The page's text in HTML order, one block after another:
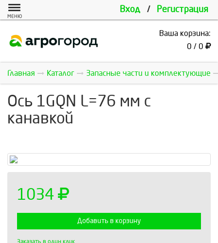
Вход / Регистрация
МЕНЮ
Ваша корзина:
0 / 0
Главная Каталог Запасные части и комплектующие
Ось 1GQN L=76 мм с
канавкой
1034
Добавить в корзину